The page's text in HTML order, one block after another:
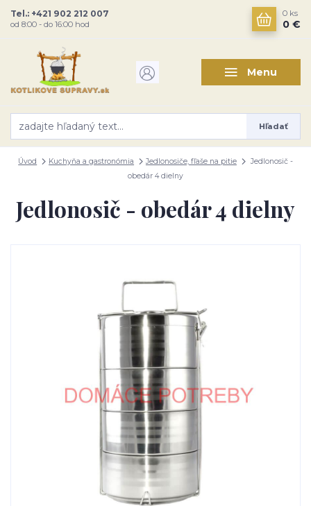
Menu
Hľadať
Tel.: +421 902 212 007
od 8:00 - do 16:00 hod
0 ks
0 €
Úvod Kuchyňa a gastronómia Jedlonosiče, fľaše na pitie
Jedlonosič -
obedár 4 dielny
Jedlonosič - obedár 4 dielny